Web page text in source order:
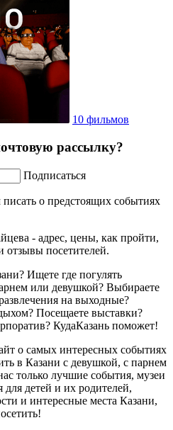
10 фильмов
рассылку?
Подписаться
о предстоящих событиях
- адрес, цены, как пройти,
посетителей.
Ищете где погулять
или девушкой? Выбираете
на выходные?
Посещаете выставки?
КудаКазань поможет!
о самых интересных событиях
в Казани с девушкой, с парнем
только лучшие события, музеи
детей и их родителей,
и интересные места Казани,